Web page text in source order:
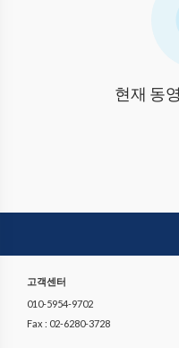
현재 동
고객센터
010-5954-9702
Fax : 02-6280-3728